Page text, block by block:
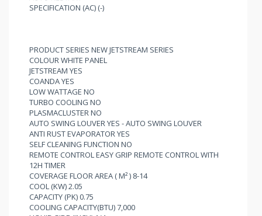
SPECIFICATION (AC) (-)
PRODUCT SERIES NEW JETSTREAM SERIES
COLOUR WHITE PANEL
JETSTREAM YES
COANDA YES
LOW WATTAGE NO
TURBO COOLING NO
PLASMACLUSTER NO
AUTO SWING LOUVER YES - AUTO SWING LOUVER
ANTI RUST EVAPORATOR YES
SELF CLEANING FUNCTION NO
REMOTE CONTROL EASY GRIP REMOTE CONTROL WITH
12H TIMER
COVERAGE FLOOR AREA ( M² ) 8-14
COOL (KW) 2.05
CAPACITY (PK) 0.75
COOLING CAPACITY(BTU) 7,000